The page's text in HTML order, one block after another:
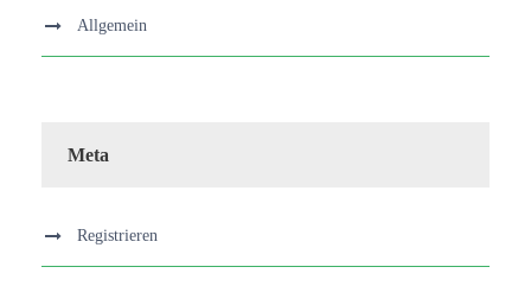
Allgemein
Meta
Registrieren